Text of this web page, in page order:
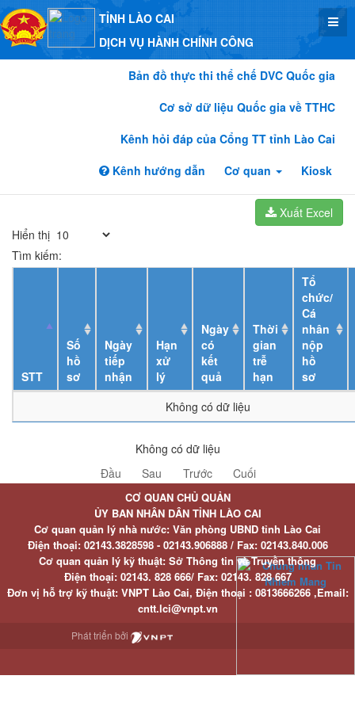
TỈNH LÀO CAI
DỊCH VỤ HÀNH CHÍNH CÔNG
Bản đồ thực thi thể chế DVC Quốc gia
Cơ sở dữ liệu Quốc gia về TTHC
Kênh hỏi đáp của Cổng TT tỉnh Lào Cai
Kênh hướng dẫn
Cơ quan Kiosk
Xuất Excel
Hiển thị
Tìm kiếm:
STT
Số
hồ
sơ
Ngày
tiếp
nhận
Hạn
xử
lý
Ngày
có
kết
quả
Thời
gian
trễ
hạn
Tổ
chức/
Cá
nhân
nộp
hồ
sơ
Không có dữ liệu
Không có dữ liệu
Đầu
Sau Trước Cuối
CƠ QUAN CHỦ QUẢN
ỦY BAN NHÂN DÂN TỈNH LÀO CAI
Cơ quan quản lý nhà nước: Văn phòng UBND tỉnh Lào Cai
Điện thoại:02143.3828598 - 02143.906888 / Fax:02143.840.006
Cơ quan quản lý kỹ thuật: Sở Thông tin và Truyền thông
Điện thoại:02143. 828 666/ Fax:02143. 828 667
Đơn vị hỗ trợ kỹ thuật: VNPT Lào Cai, Điện thoại : 0813666266 ,Email:
cntt.lci@vnpt.vn
Phát triển bởi